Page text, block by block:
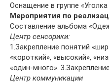
Оснащение в группе
Мероприятия по
Составление альбома
Центр сенсорики:
1.Закрепление понятий
«короткий», «высокий»,
«один-много».
Центр коммуникации